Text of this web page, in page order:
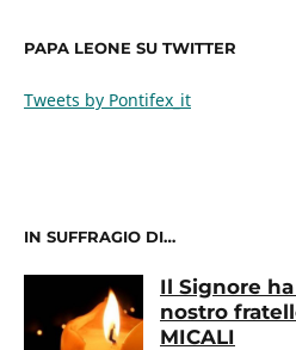
PAPA LEONE SU TWITTER
Tweets by Pontifex_it
IN SUFFRAGIO DI…
Il Signore
nostro
MICALI